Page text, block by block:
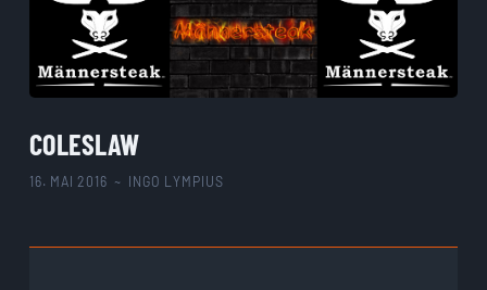
COLESLAW
16. MAI 2016 ~ INGO LYMPIUS